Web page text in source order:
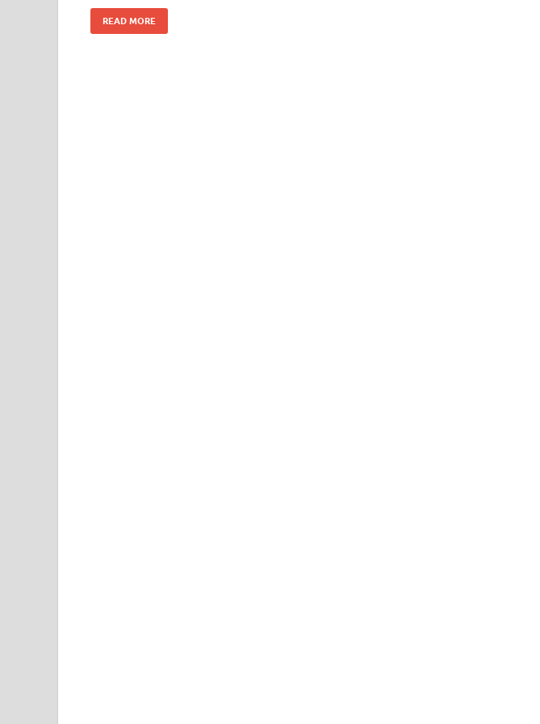
READ MORE